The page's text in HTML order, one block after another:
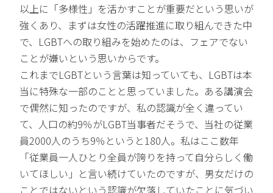
以上に「多様性」を活かすことが重要だという思いが
強くあり、まずは女性の活躍推進に取り組んできた中
で、LGBTへの取り組みを始めたのは、フェアでない
ことが嫌いという思いからです。
これまでLGBTという言葉は知っていても、LGBTは本
当に特殊な一部のことと思っていました。ある講演会
で偶然に知ったのですが、私の認識が全く違ってい
て、人口の約9％がLGBT当事者だそうで、当社の従業
員2000人のうち9％というと180人。私はここ数年
「従業員一人ひとり全員が誇りを持って自分らしく働
いてほしい」と言い続けていたのですが、男女だけの
ことではないという認識が欠落していたことに気づい